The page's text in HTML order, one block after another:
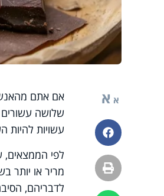
א א
פייסבוק
הדפסה
אם אתם
עשויות להיות
לדבריהם,